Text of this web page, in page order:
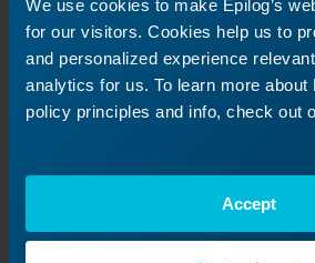
We use cookies to make Epilog’s
for our visitors. Cookies help us to
and personalized experience
analytics for us. To learn more
policy principles and info, check out
Accept
Ma facture ou mon devis indique
mais nous sommes une
d'impôt ; comment puis-je
Quand ma commande sera-t-elle
après que je l'ai passée ?